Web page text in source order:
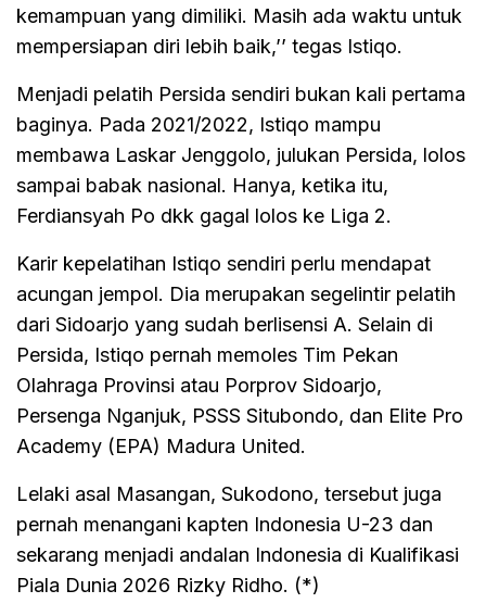
kemampuan yang dimiliki. Masih ada waktu untuk
mempersiapan diri lebih baik,’’ tegas Istiqo.
Menjadi pelatih Persida sendiri bukan kali pertama
baginya. Pada 2021/2022, Istiqo mampu
membawa Laskar Jenggolo, julukan Persida, lolos
sampai babak nasional. Hanya, ketika itu,
Ferdiansyah Po dkk gagal lolos ke Liga 2.
Karir kepelatihan Istiqo sendiri perlu mendapat
acungan jempol. Dia merupakan segelintir pelatih
dari Sidoarjo yang sudah berlisensi A. Selain di
Persida, Istiqo pernah memoles Tim Pekan
Olahraga Provinsi atau Porprov Sidoarjo,
Persenga Nganjuk, PSSS Situbondo, dan Elite Pro
Academy (EPA) Madura United.
Lelaki asal Masangan, Sukodono, tersebut juga
pernah menangani kapten Indonesia U-23 dan
sekarang menjadi andalan Indonesia di Kualifikasi
Piala Dunia 2026 Rizky Ridho. (*)